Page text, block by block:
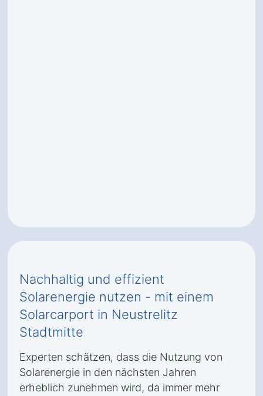
Nachhaltig und effizient
Solarenergie nutzen - mit einem
Solarcarport in Neustrelitz
Stadtmitte
Experten schätzen, dass die Nutzung von
Solarenergie in den nächsten Jahren
erheblich zunehmen wird, da immer mehr